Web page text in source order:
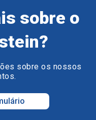
sobre o
sobre os nossos